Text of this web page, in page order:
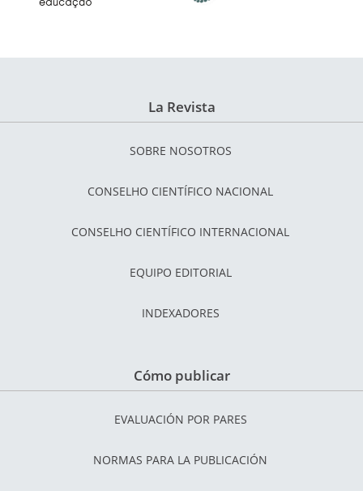
La Revista
SOBRE NOSOTROS
CONSELHO CIENTÍFICO NACIONAL
CONSELHO CIENTÍFICO INTERNACIONAL
EQUIPO EDITORIAL
INDEXADORES
Cómo publicar
EVALUACIÓN POR PARES
NORMAS PARA LA PUBLICACIÓN